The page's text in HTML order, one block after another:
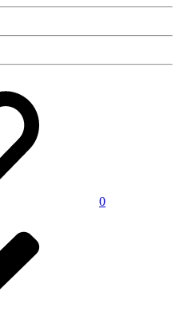
0